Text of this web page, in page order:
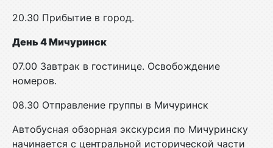
20.30 Прибытие в город.
День 4 Мичуринск
07.00 Завтрак в гостинице. Освобождение
номеров.
08.30 Отправление группы в Мичуринск
Автобусная обзорная экскурсия по Мичуринску
начинается с центральной исторической части